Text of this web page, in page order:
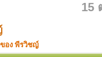
15
อง พีรวิชญ์